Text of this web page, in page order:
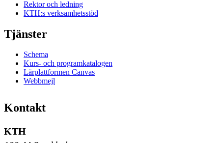
Rektor och ledning
KTH:s verksamhetsstöd
Tjänster
Schema
Kurs- och programkatalogen
Lärplattformen Canvas
Webbmejl
Kontakt
KTH